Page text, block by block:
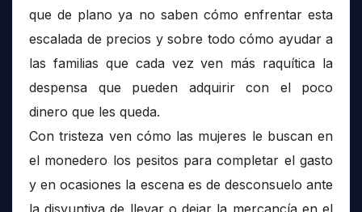
que de plano ya no saben cómo enfrentar esta
escalada de precios y sobre todo cómo ayudar a
las familias que cada vez ven más raquítica la
despensa que pueden adquirir con el poco
dinero que les queda.
Con tristeza ven cómo las mujeres le buscan en
el monedero los pesitos para completar el gasto
y en ocasiones la escena es de desconsuelo ante